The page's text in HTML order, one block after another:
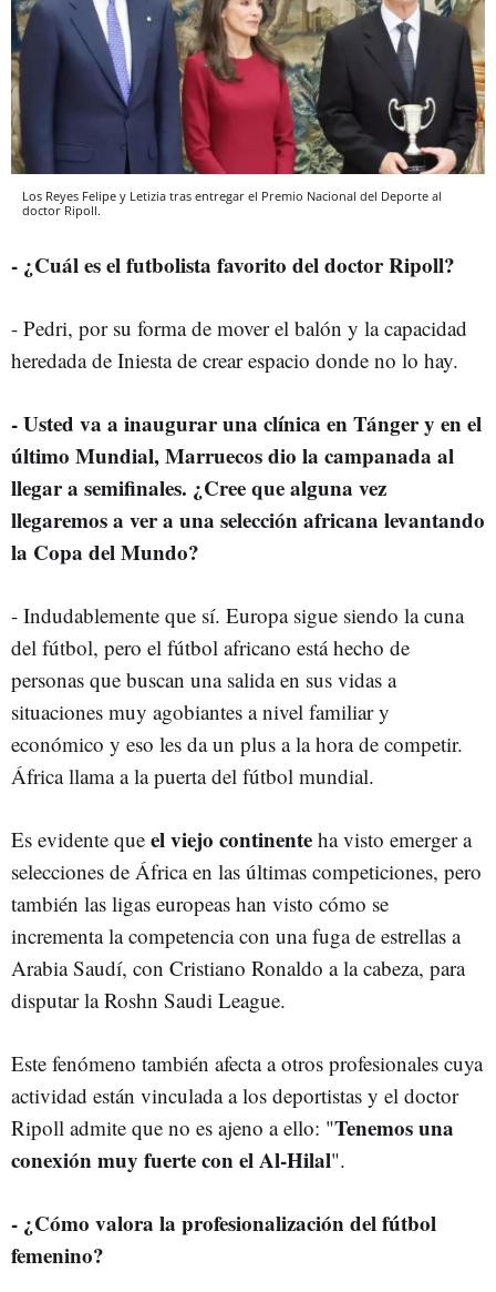
Los Reyes Felipe y Letizia tras entregar el Premio Nacional del Deporte al
doctor Ripoll.
- ¿Cuál es el futbolista favorito del doctor Ripoll?
- Pedri, por su forma de mover el balón y la capacidad
heredada de Iniesta de crear espacio donde no lo hay.
- Usted va a inaugurar una clínica en Tánger y en el
último Mundial, Marruecos dio la campanada al
llegar a semifinales. ¿Cree que alguna vez
llegaremos a ver a una selección africana levantando
la Copa del Mundo?
- Indudablemente que sí. Europa sigue siendo la cuna
del fútbol, pero el fútbol africano está hecho de
personas que buscan una salida en sus vidas a
situaciones muy agobiantes a nivel familiar y
económico y eso les da un plus a la hora de competir.
África llama a la puerta del fútbol mundial.
Es evidente que el viejo continente ha visto emerger a
selecciones de África en las últimas competiciones, pero
también las ligas europeas han visto cómo se
incrementa la competencia con una fuga de estrellas a
Arabia Saudí, con Cristiano Ronaldo a la cabeza, para
disputar la Roshn Saudi League.
Este fenómeno también afecta a otros profesionales cuya
actividad están vinculada a los deportistas y el doctor
Ripoll admite que no es ajeno a ello: "Tenemos una
conexión muy fuerte con el Al-Hilal".
- ¿Cómo valora la profesionalización del fútbol
femenino?